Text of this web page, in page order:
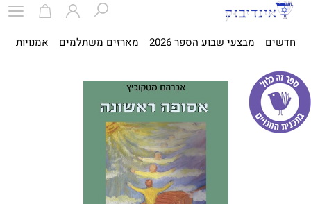
חדשים מבצעי שבוע הספר 2026 מארזים משתלמים אמנויות